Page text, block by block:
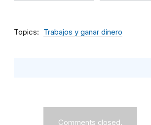
Topics Trabajos y ganar dinero
Comments closed.